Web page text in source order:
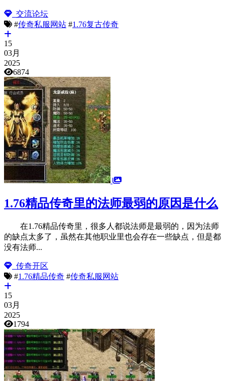
交流论坛
#传奇私服网站 #1.76复古传奇
15
03月
2025
6874
1.76精品传奇里的法师最弱的原因是什么
在1.76精品传奇里，很多人都说法师是最弱的，因为法师
的缺点太多了，虽然在其他职业里也会存在一些缺点，但是都
没有法师...
传奇开区
#1.76精品传奇 #传奇私服网站
15
03月
2025
1794